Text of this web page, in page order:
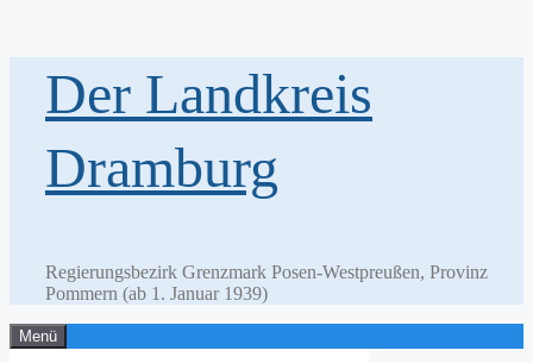
springenDer Landkreis
Dramburg
Regierungsbezirk Grenzmark Posen-Westpreußen, Provinz
Pommern (ab 1. Januar 1939)
Menü